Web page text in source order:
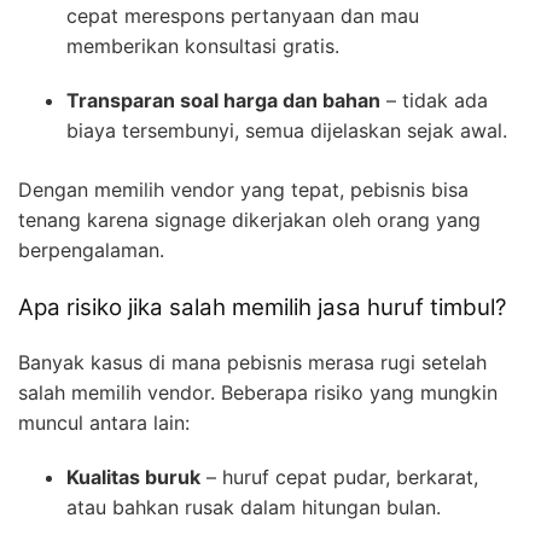
cepat merespons pertanyaan dan mau
memberikan konsultasi gratis.
Transparan soal harga dan bahan – tidak ada
biaya tersembunyi, semua dijelaskan sejak awal.
Dengan memilih vendor yang tepat, pebisnis bisa
tenang karena signage dikerjakan oleh orang yang
berpengalaman.
Apa risiko jika salah memilih jasa huruf timbul?
Banyak kasus di mana pebisnis merasa rugi setelah
salah memilih vendor. Beberapa risiko yang mungkin
muncul antara lain:
Kualitas buruk – huruf cepat pudar, berkarat,
atau bahkan rusak dalam hitungan bulan.